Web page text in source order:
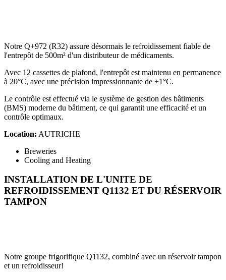
Notre Q+972 (R32) assure désormais le refroidissement fiable de
l'entrepôt de 500m² d'un distributeur de médicaments.
Avec 12 cassettes de plafond, l'entrepôt est maintenu en permanence
à 20°C, avec une précision impressionnante de ±1°C.
Le contrôle est effectué via le système de gestion des bâtiments
(BMS) moderne du bâtiment, ce qui garantit une efficacité et un
contrôle optimaux.
Location: AUTRICHE
Breweries
Cooling and Heating
INSTALLATION DE L'UNITE DE
REFROIDISSEMENT Q1132 ET DU RÉSERVOIR
TAMPON
Notre groupe frigorifique Q1132, combiné avec un réservoir tampon
et un refroidisseur!